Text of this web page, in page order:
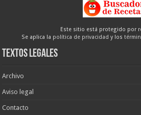
Este sitio está protegido por
Se aplica la política de privacidad y los
Textos legales
Archivo
Aviso legal
Contacto